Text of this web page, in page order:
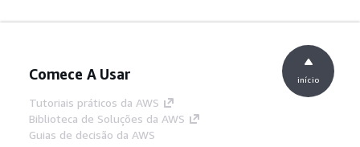
Comece A Usar
Tutoriais práticos da AWS
Biblioteca de Soluções da AWS
Guias de decisão da AWS
início